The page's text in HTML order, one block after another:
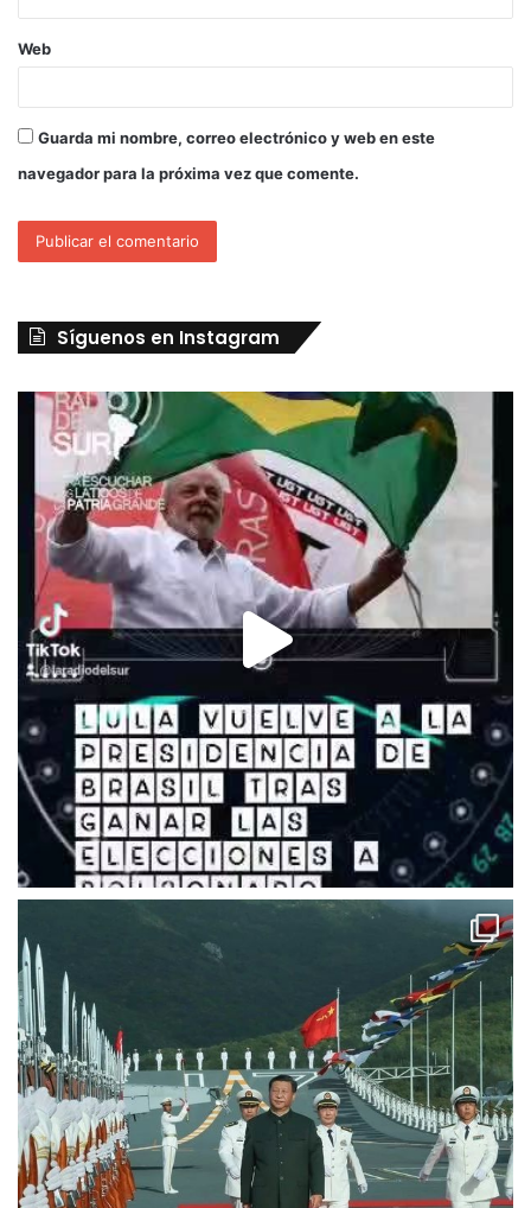
Web
Guarda mi nombre, correo electrónico y web en este
navegador para la próxima vez que comente.
Síguenos en Instagram